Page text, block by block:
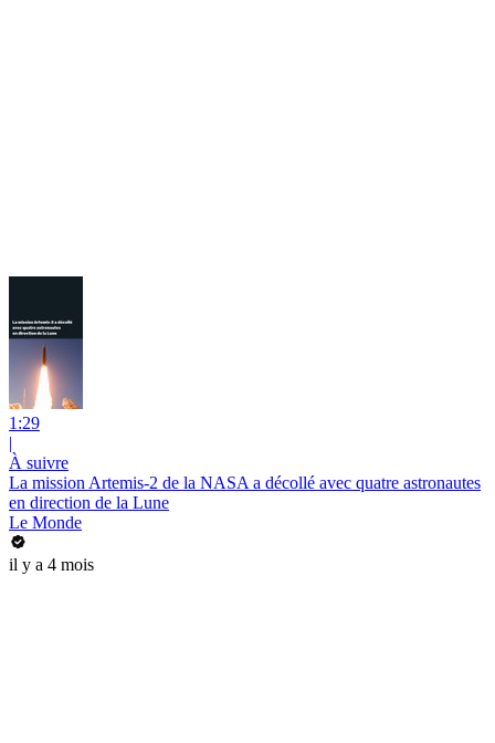
1:29
|
À suivre
La mission Artemis-2 de la NASA a décollé avec quatre astronautes
en direction de la Lune
Le Monde
il y a 4 mois